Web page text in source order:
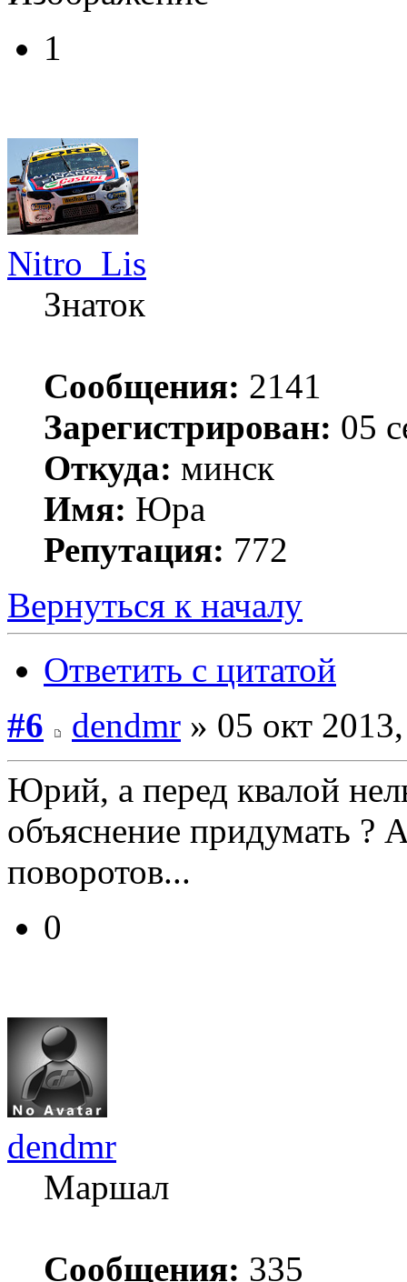
1
Nitro_Lis
Знаток
Сообщения: 2141
Зарегистрирован: 05
Откуда: минск
Имя: Юра
Репутация: 772
Вернуться к началу
Ответить с цитатой
#6
dendmr » 05 окт
Юрий, а перед квалой
объяснение придумать ?
поворотов...
0
dendmr
Маршал
Сообщения: 335